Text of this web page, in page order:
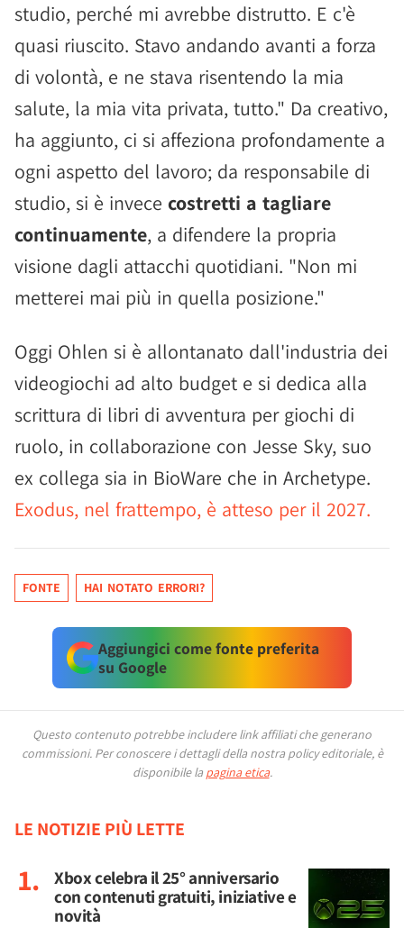
studio, perché mi avrebbe distrutto. E c'è
quasi riuscito. Stavo andando avanti a forza
di volontà, e ne stava risentendo la mia
salute, la mia vita privata, tutto." Da creativo,
ha aggiunto, ci si affeziona profondamente a
ogni aspetto del lavoro; da responsabile di
studio, si è invece costretti a tagliare
continuamente, a difendere la propria
visione dagli attacchi quotidiani. "Non mi
metterei mai più in quella posizione."
Oggi Ohlen si è allontanato dall'industria dei
videogiochi ad alto budget e si dedica alla
scrittura di libri di avventura per giochi di
ruolo, in collaborazione con Jesse Sky, suo
ex collega sia in BioWare che in Archetype.
Exodus, nel frattempo, è atteso per il 2027.
FONTE HAI NOTATO ERRORI?
Aggiungici come fonte preferita
su Google
Questo contenuto potrebbe includere link affiliati che generano
commissioni. Per conoscere i dettagli della nostra policy editoriale, è
disponibile la pagina etica.
LE NOTIZIE PIÙ LETTE
Xbox celebra il 25° anniversario
con contenuti gratuiti, iniziative e
novità